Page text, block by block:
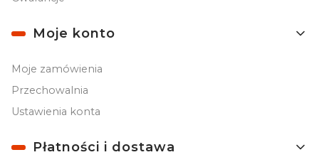
Moje konto
Moje zamówienia
Przechowalnia
Ustawienia konta
Płatności i dostawa